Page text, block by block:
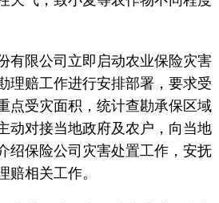
限公司立即启动农业保险灾害
理赔工作进行安排部署，要求受
点受灾面积，统计查勘承保区域
动对接当地政府及农户，向当地
绍保险公司灾害处置工作，安抚
赔相关工作。